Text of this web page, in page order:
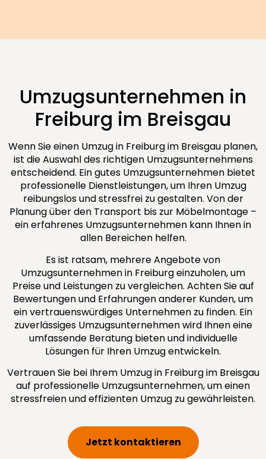
Umzugsunternehmen in
Freiburg im Breisgau
Wenn Sie einen Umzug in Freiburg im Breisgau planen,
ist die Auswahl des richtigen Umzugsunternehmens
entscheidend. Ein gutes Umzugsunternehmen bietet
professionelle Dienstleistungen, um Ihren Umzug
reibungslos und stressfrei zu gestalten. Von der
Planung über den Transport bis zur Möbelmontage –
ein erfahrenes Umzugsunternehmen kann Ihnen in
allen Bereichen helfen.
Es ist ratsam, mehrere Angebote von
Umzugsunternehmen in Freiburg einzuholen, um
Preise und Leistungen zu vergleichen. Achten Sie auf
Bewertungen und Erfahrungen anderer Kunden, um
ein vertrauenswürdiges Unternehmen zu finden. Ein
zuverlässiges Umzugsunternehmen wird Ihnen eine
umfassende Beratung bieten und individuelle
Lösungen für Ihren Umzug entwickeln.
Vertrauen Sie bei Ihrem Umzug in Freiburg im Breisgau
auf professionelle Umzugsunternehmen, um einen
stressfreien und effizienten Umzug zu gewährleisten.
Jetzt kontaktieren